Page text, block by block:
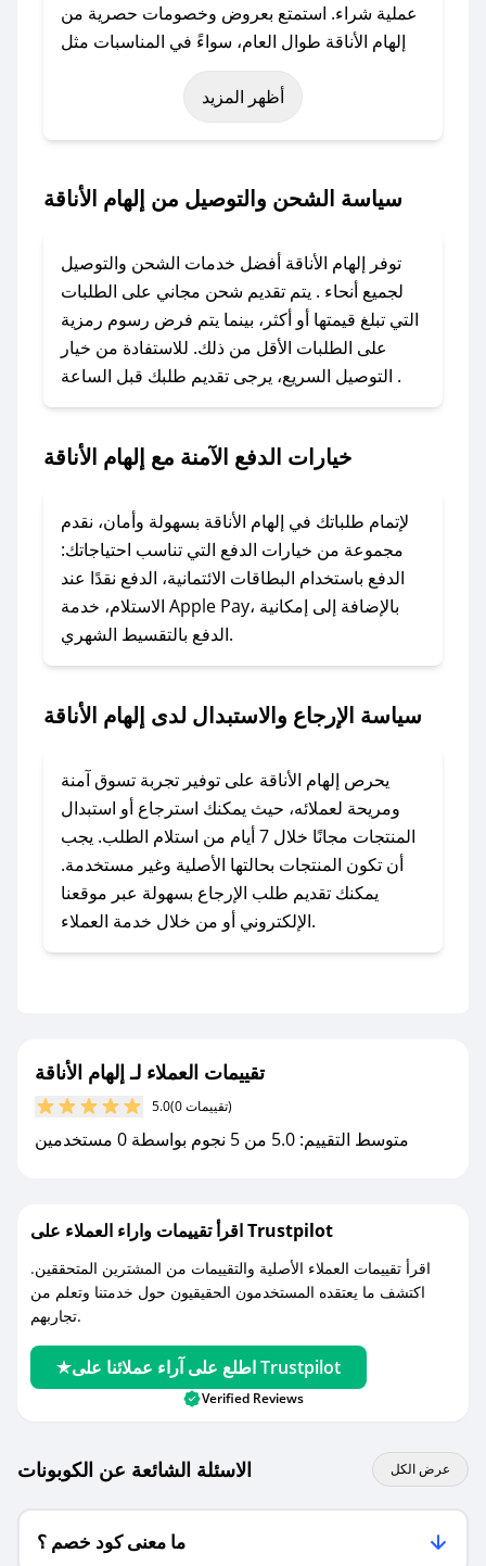
عملية شراء. استمتع بعروض وخصومات حصرية من
إلهام الأناقة طوال العام، سواءً في المناسبات مثل
عيد الفطر، عيد الأضحى، الجمعة البيضاء (شهر
نوفمبر)، رمضان، اليوم الوطني، يوم التأسيس، أو
حتى عروض خاصة أخرى.
### كيف تحصل على كود خصم من إلهام الأناقة؟
باستخدام تطبيق صحصح، يمكنك العثور بسهولة على
تواصل معنا عبر تويتر أو البريد الإلكتروني لإضافته
بسرعة.
### كيفية استخدام كود خصم إلهام الأناقة؟
1. انسخ كود الخصم من تطبيق صحصح.
2. الصقه في خانة الدفع عند التسوق من إلهام
لا تقلق! يمكنك التواصل مع فريق دعم صحصح عبر
الرسائل الخاصة على تويتر أو البريد الإلكتروني،
وسنقوم بحل المشكلة في أسرع وقت ممكن.
### ماذا أفعل إذا لم أجد كود خصم لمتجري
المفضل؟
مراسلتنا مباشرة وسنعمل على توفير الكوبونات في
### كيف تحصل على كوبونات خصم حصرية من
إلهام الأناقة؟
للحصول على كوبونات وخصومات حصرية، قم بما
يلي:
- اضغط على أيقونة متابعة لمتجر إلهام الأناقة في
جديد.
مع صحصح، تسوق بذكاء ووفّر على كل مشترياتك مع
كوبونات خصم حصرية من إلهام الأناقة!
أظهر المزيد
سياسة الشحن والتوصيل من إلهام الأناقة
توفر إلهام الأناقة أفضل خدمات الشحن والتوصيل
لجميع أنحاء . يتم تقديم شحن مجاني على الطلبات
التي تبلغ قيمتها أو أكثر، بينما يتم فرض رسوم رمزية
على الطلبات الأقل من ذلك. للاستفادة من خيار
التوصيل السريع، يرجى تقديم طلبك قبل الساعة .
خيارات الدفع الآمنة مع إلهام الأناقة
لإتمام طلباتك في إلهام الأناقة بسهولة وأمان، نقدم
مجموعة من خيارات الدفع التي تناسب احتياجاتك:
الدفع باستخدام البطاقات الائتمانية، الدفع نقدًا عند
الاستلام، خدمة Apple Pay، بالإضافة إلى إمكانية
الدفع بالتقسيط الشهري.
سياسة الإرجاع والاستبدال لدى إلهام الأناقة
يحرص إلهام الأناقة على توفير تجربة تسوق آمنة
ومريحة لعملائه، حيث يمكنك استرجاع أو استبدال
المنتجات مجانًا خلال 7 أيام من استلام الطلب. يجب
أن تكون المنتجات بحالتها الأصلية وغير مستخدمة.
يمكنك تقديم طلب الإرجاع بسهولة عبر موقعنا
الإلكتروني أو من خلال خدمة العملاء.
تقييمات العملاء لـ إلهام الأناقة
5.0 (0 تقييمات)
متوسط التقييم: 5.0 من 5 نجوم بواسطة 0 مستخدمين
اقرأ تقييمات واراء العملاء على Trustpilot
اقرأ تقييمات العملاء الأصلية والتقييمات من المشترين المتحققين.
اكتشف ما يعتقده المستخدمون الحقيقيون حول خدمتنا وتعلم من
تجاربهم.
اطلع على آراء عملائنا على Trustpilot
Verified Reviews
الاسئلة الشائعة عن الكوبونات عرض الكل
ما معنى كود خصم ؟